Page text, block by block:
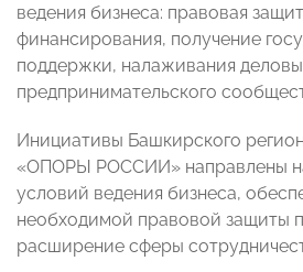
ведения бизнеса: правовая
финансирования, получение
поддержки, налаживания
предпринимательского
Инициативы Башкирского
«ОПОРЫ РОССИИ» направлены
условий ведения бизнеса,
необходимой правовой защиты
расширение сферы